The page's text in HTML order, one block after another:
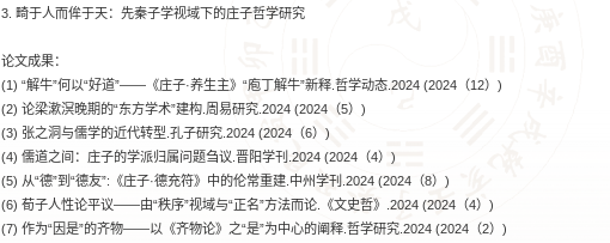
3. 畸于人而侔于天：先秦子学视域下的庄子哲学研究
论文成果：
(1) “解牛”何以“好道”——《庄子·养生主》“庖丁解牛”新释.哲学动态.2024 (2024（12）)
(2) 论梁漱溟晚期的“东方学术”建构.周易研究.2024 (2024（5）)
(3) 张之洞与儒学的近代转型.孔子研究.2024 (2024（6）)
(4) 儒道之间：庄子的学派归属问题刍议.晋阳学刊.2024 (2024（4）)
(5) 从“德”到“德友”:《庄子·德充符》中的伦常重建.中州学刊.2024 (2024（8）)
(6) 荀子人性论平议——由“秩序”视域与“正名”方法而论.《文史哲》.2024 (2024（4）)
(7) 作为“因是”的齐物——以《齐物论》之“是”为中心的阐释.哲学研究.2024 (2024（2）)